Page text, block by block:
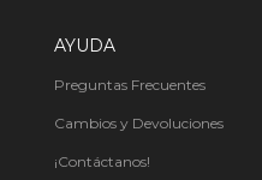
AYUDA
Preguntas Frecuentes
Cambios y Devoluciones
¡Contáctanos!